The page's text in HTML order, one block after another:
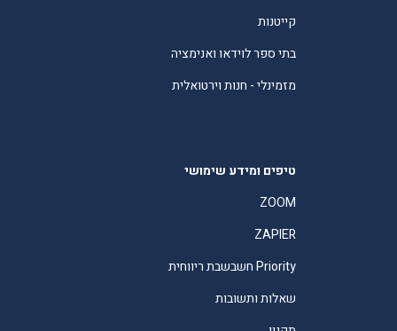
קייטנות
בתי ספר לוידאו ואנימציה
מזמינלי - חנות וירטואלית
טיפים ומידע שימושי
ZOOM
ZAPIER
Priority חשבשבת ריווחית
שאלות ותשובות